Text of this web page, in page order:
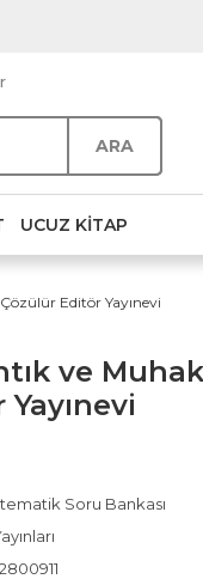
ARA
UCUZ KITAP
Editör Yayınevi
ve
Soru Bankası